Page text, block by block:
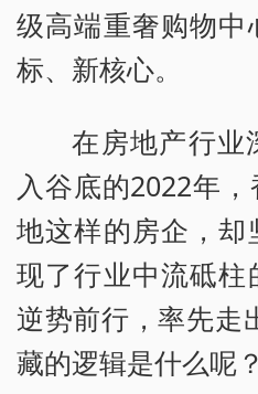
级高端重奢购物
标、新核心。
在房地产行业
入谷底的2022年
地这样的房企，却
现了行业中流砥
逆势前行，率先走
藏的逻辑是什么呢？